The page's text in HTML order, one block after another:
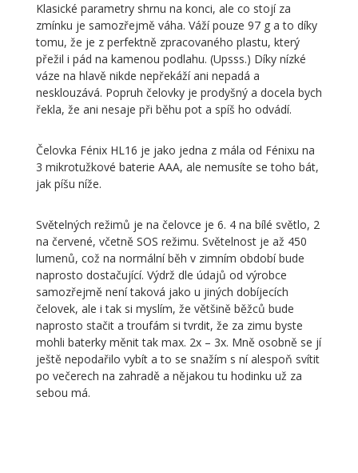
Klasické parametry shrnu na konci, ale co stojí za
zmínku je samozřejmě váha. Váží pouze 97 g a to díky
tomu, že je z perfektně zpracovaného plastu, který
přežil i pád na kamenou podlahu. (Upsss.) Díky nízké
váze na hlavě nikde nepřekáží ani nepadá a
nesklouzává. Popruh čelovky je prodyšný a docela bych
řekla, že ani nesaje při běhu pot a spíš ho odvádí.
Čelovka Fénix HL16 je jako jedna z mála od Fénixu na
3 mikrotužkové baterie AAA, ale nemusíte se toho bát,
jak píšu níže.
Světelných režimů je na čelovce je 6. 4 na bílé světlo, 2
na červené, včetně SOS režimu. Světelnost je až 450
lumenů, což na normální běh v zimním období bude
naprosto dostačující. Výdrž dle údajů od výrobce
samozřejmě není taková jako u jiných dobíjecích
čelovek, ale i tak si myslím, že většině běžců bude
naprosto stačit a troufám si tvrdit, že za zimu byste
mohli baterky měnit tak max. 2x – 3x. Mně osobně se jí
ještě nepodařilo vybít a to se snažím s ní alespoň svítit
po večerech na zahradě a nějakou tu hodinku už za
sebou má.